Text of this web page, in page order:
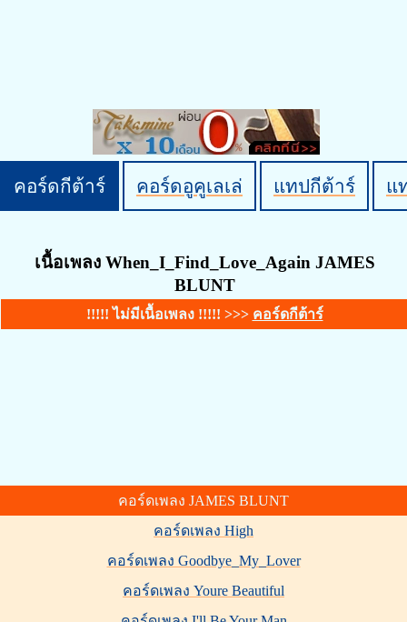
คอร์ดกีต้าร์ คอร์ดอูคูเลเล่ แทปกีต้าร์ แ
เนื้อเพลง When_I_Find_Love_Again JAMES
BLUNT
!!!!! ไม่มีเนื้อเพลง !!!!! >>> คอร์ดกีต้าร์
คอร์ดเพลง JAMES BLUNT
คอร์ดเพลง High
คอร์ดเพลง Goodbye_My_Lover
คอร์ดเพลง Youre Beautiful